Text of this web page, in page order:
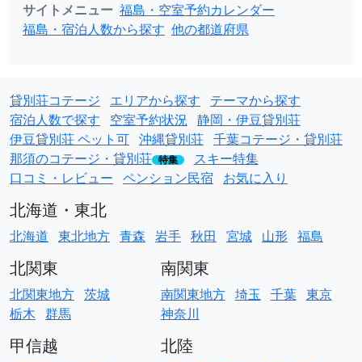
サイトメニュー 福島・空室予約カレンダー
福島・宿泊人数から探す 他の都道府県
貸別荘コテージ エリアから探す
テーマから探す
宿泊人数で探す
空室予約状況 静岡・伊豆貸別荘
伊豆貸別荘 ペット可 沖縄貸別荘 千葉コテージ・貸別荘
那須のコテージ・貸別荘 特集
スキー特集
口コミ・レビュー ペンション民宿 お気に入り
北海道・東北
北海道 東北地方 青森 岩手 秋田 宮城 山形 福島
北関東
北関東地方 茨城
栃木 群馬
南関東
南関東地方 埼玉 千葉 東京
神奈川
甲信越 北陸